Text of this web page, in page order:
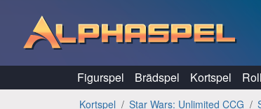
Figurspel Brädspel Kortspel
Kortspel Star Wars: Unlimited CCG